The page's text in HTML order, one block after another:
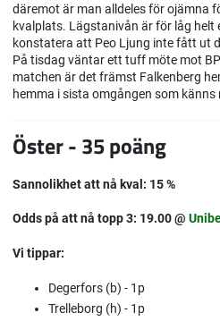
däremot är man alldeles för ojämna
kvalplats. Lägstanivån är för låg helt
konstatera att Peo Ljung inte fått ut
På tisdag väntar ett tuff möte mot
matchen är det främst Falkenberg
hemma i sista omgången som
Öster - 35 poäng
Sannolikhet att nå kval: 15 %
Odds på att nå topp 3: 19.00 @
Vi tippar:
Degerfors (b) - 1p
Trelleborg (h) - 1p